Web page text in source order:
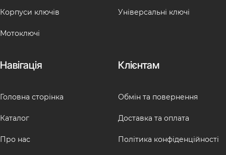
Корпуси ключів
Мотоключі
Універсальні ключі
Навігація
Головна сторінка
Каталог
Про нас
Клієнтам
Обмін та повернення
Доставка та оплата
Політика конфіденційності